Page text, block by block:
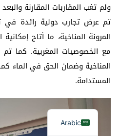
ولم تغب المقاربات المقارنة
تم عرض تجارب دولية رائدة في
المرونة المناخية، ما أتاح
مع الخصوصيات المغربية. كما تم
المناخية وضمان الحق في الماء
المستدامة.
Arabic